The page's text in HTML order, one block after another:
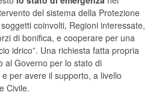
del sistema della Protezione
coinvolti, Regioni interessate,
di bonifica, e cooperare per una
idrico”. Una richiesta fatta propria
al Governo per lo stato di
per avere il supporto, a livello
Civile.